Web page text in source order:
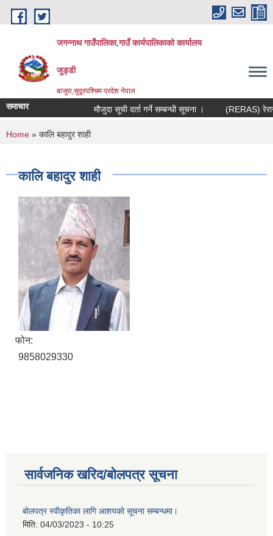
Skip to main content
जगन्नाथ गाउँपालिका,गाउँ कार्यपालिकाको कार्यालय
जुड्डी
बाजुरा,सुदूरपश्चिम प्रदेश नेपाल
समाचार मौजुदा सूची दर्ता गर्ने सम्बन्धी सूचना । (RERAS)
You are here
Home » कालि बहादुर शाही
कालि बहादुर शाही
फोन:
9858029330
सार्वजनिक खरिद/बोलपत्र सूचना
बोलपत्र स्वीकृतिका लागि आशयको सूचना सम्बन्धमा।
मिति: 04/03/2023 - 10:25